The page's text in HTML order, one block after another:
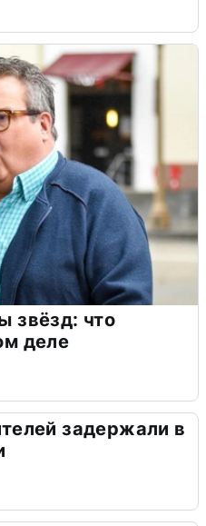
звёзд: что
деле
задержали в